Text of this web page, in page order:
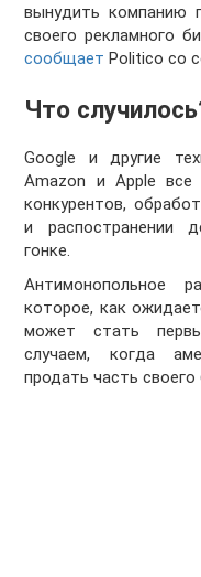
вынудить компанию
своего рекламного
сообщает Politico со
Что
Google и другие
Amazon и Apple все
конкурентов,
и распостранении
гонке.
Антимонопольное
которое, как
может стать
случаем, когда
продать часть